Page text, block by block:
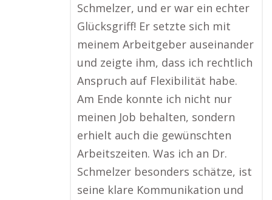
Schmelzer, und er war ein echter
Glücksgriff! Er setzte sich mit
meinem Arbeitgeber auseinander
und zeigte ihm, dass ich rechtlich
Anspruch auf Flexibilität habe.
Am Ende konnte ich nicht nur
meinen Job behalten, sondern
erhielt auch die gewünschten
Arbeitszeiten. Was ich an Dr.
Schmelzer besonders schätze, ist
seine klare Kommunikation und